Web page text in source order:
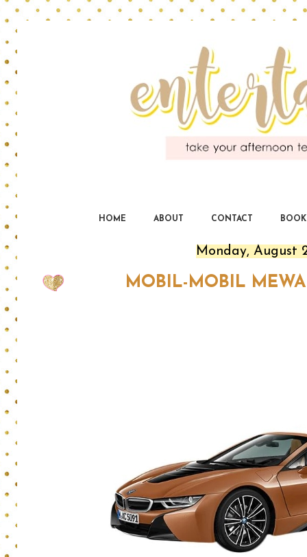
HOME ABOUT CONTACT BOOK
Monday, August
MOBIL-MOBIL